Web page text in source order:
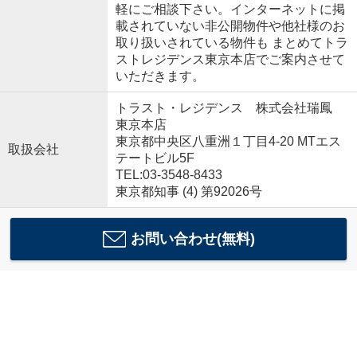
軽にご相談下さい。インターネットに掲
載されていない非公開物件や他社様のお
取り扱いされている物件も まとめてトラ
ストレジデンス東京本店でご案内させて
いただきます。
取扱会社
トラスト・レジデンス 株式会社瑞鳳
東京本店
東京都中央区八重洲１丁目4-20 MTエス
テートビル5F
TEL:03-3548-8433
東京都知事 (4) 第92026号
お問い合わせ(無料)